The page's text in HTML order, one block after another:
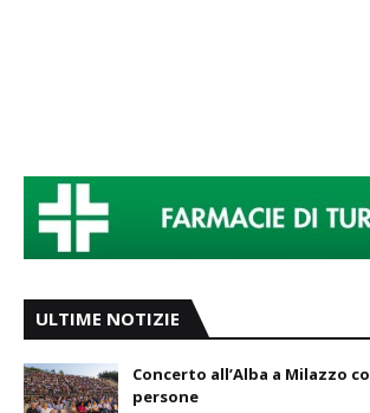
ULTIME NOTIZIE
Concerto all’Alba a Milazzo
persone